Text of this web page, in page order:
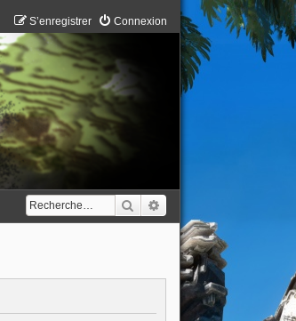
Connexion
S’enregistrer
Rechercher